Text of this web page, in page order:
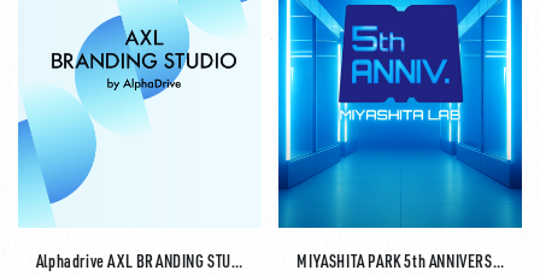
Alphadrive AXL BRANDING STUDIO MIYASHITA PARK 5th ANNIVERSARY MIYASHITA LAB